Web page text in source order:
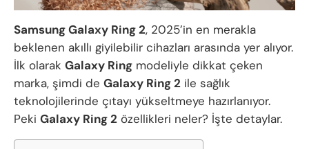
Samsung Galaxy Ring 2, 2025’in en merakla
beklenen akıllı giyilebilir cihazları arasında yer alıyor.
İlk olarak Galaxy Ring modeliyle dikkat çeken
marka, şimdi de Galaxy Ring 2 ile sağlık
teknolojilerinde çıtayı yükseltmeye hazırlanıyor.
Peki Galaxy Ring 2 özellikleri neler? İşte detaylar.